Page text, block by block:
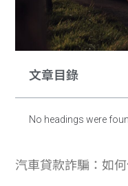
文章目錄
No headings were
汽車貸款詐騙：如